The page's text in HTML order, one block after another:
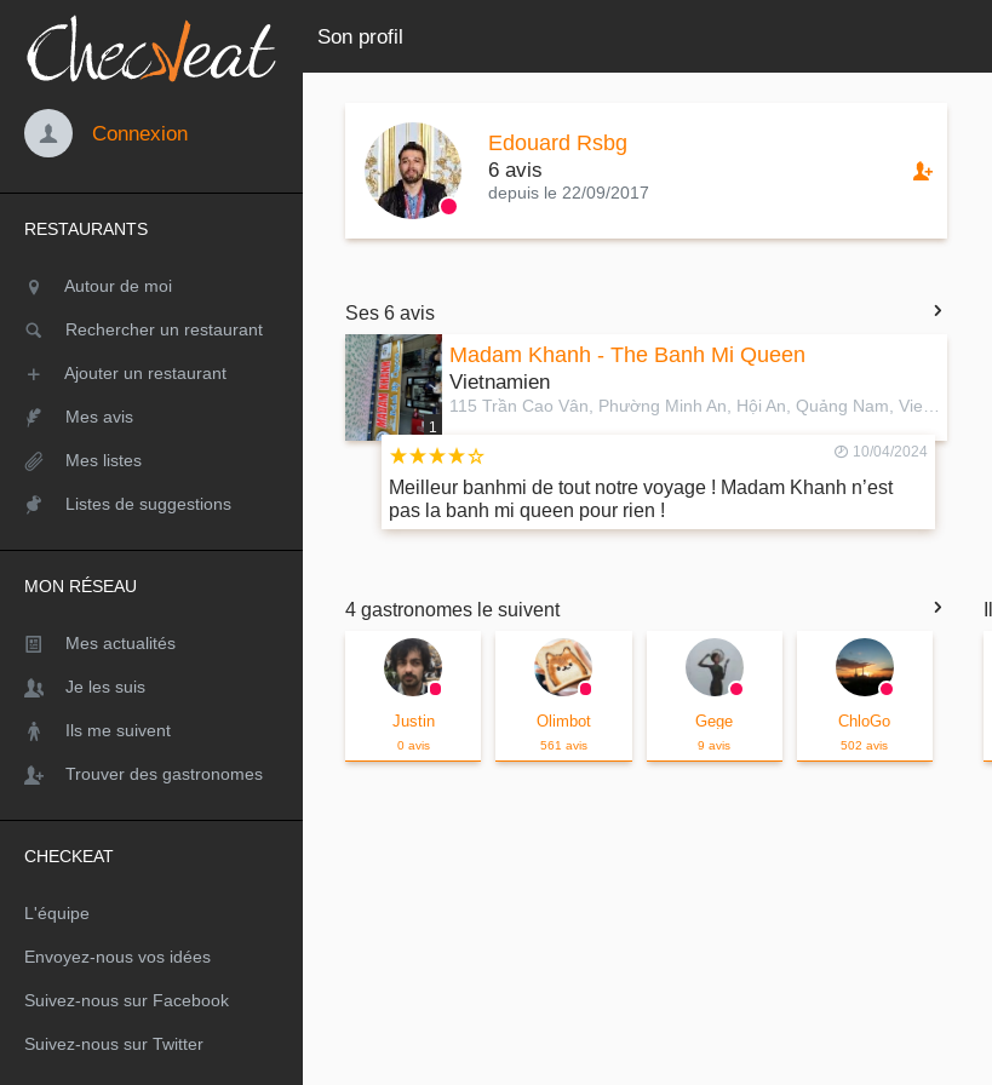
Son profil
Connexion
RESTAURANTS
Autour de moi
Rechercher un restaurant
Ajouter un restaurant
Mes avis
Mes listes
Listes de suggestions
MON RÉSEAU
Mes actualités
Je les suis
Ils me suivent
Trouver des gastronomes
CHECKEAT
L'équipe
Envoyez-nous vos idées
Suivez-nous sur Facebook
Suivez-nous sur Twitter
Edouard Rsbg
6 avis
depuis le 22/09/2017
Ses 6 avis
1
Madam Khanh - The Banh Mi Queen
Vietnamien
10/04/2024
Meilleur banhmi de tout notre voyage ! Madam Khanh n’est
pas la banh mi queen pour rien !
4 gastronomes le suivent
Justin
0 avis
Olimbot
561 avis
Gege
9 avis
ChloGo
502 avis